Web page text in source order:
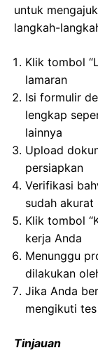
untuk
langkah-
Klik tombol
lamaran
Isi formulir
lengkap
lainnya
Upload
persiapkan
Verifikasi
sudah akurat
Klik tombol
kerja Anda
Menunggu
dilakukan
Jika Anda
mengikuti
Tinjauan